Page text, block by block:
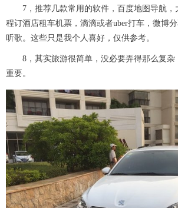
7，推荐几款常用的软件，百度地图导航，
程订酒店租车机票，滴滴或者uber打车，微博
听歌。这些只是我个人喜好，仅供参考。
8，其实旅游很简单，没必要弄得那么复杂
重要。